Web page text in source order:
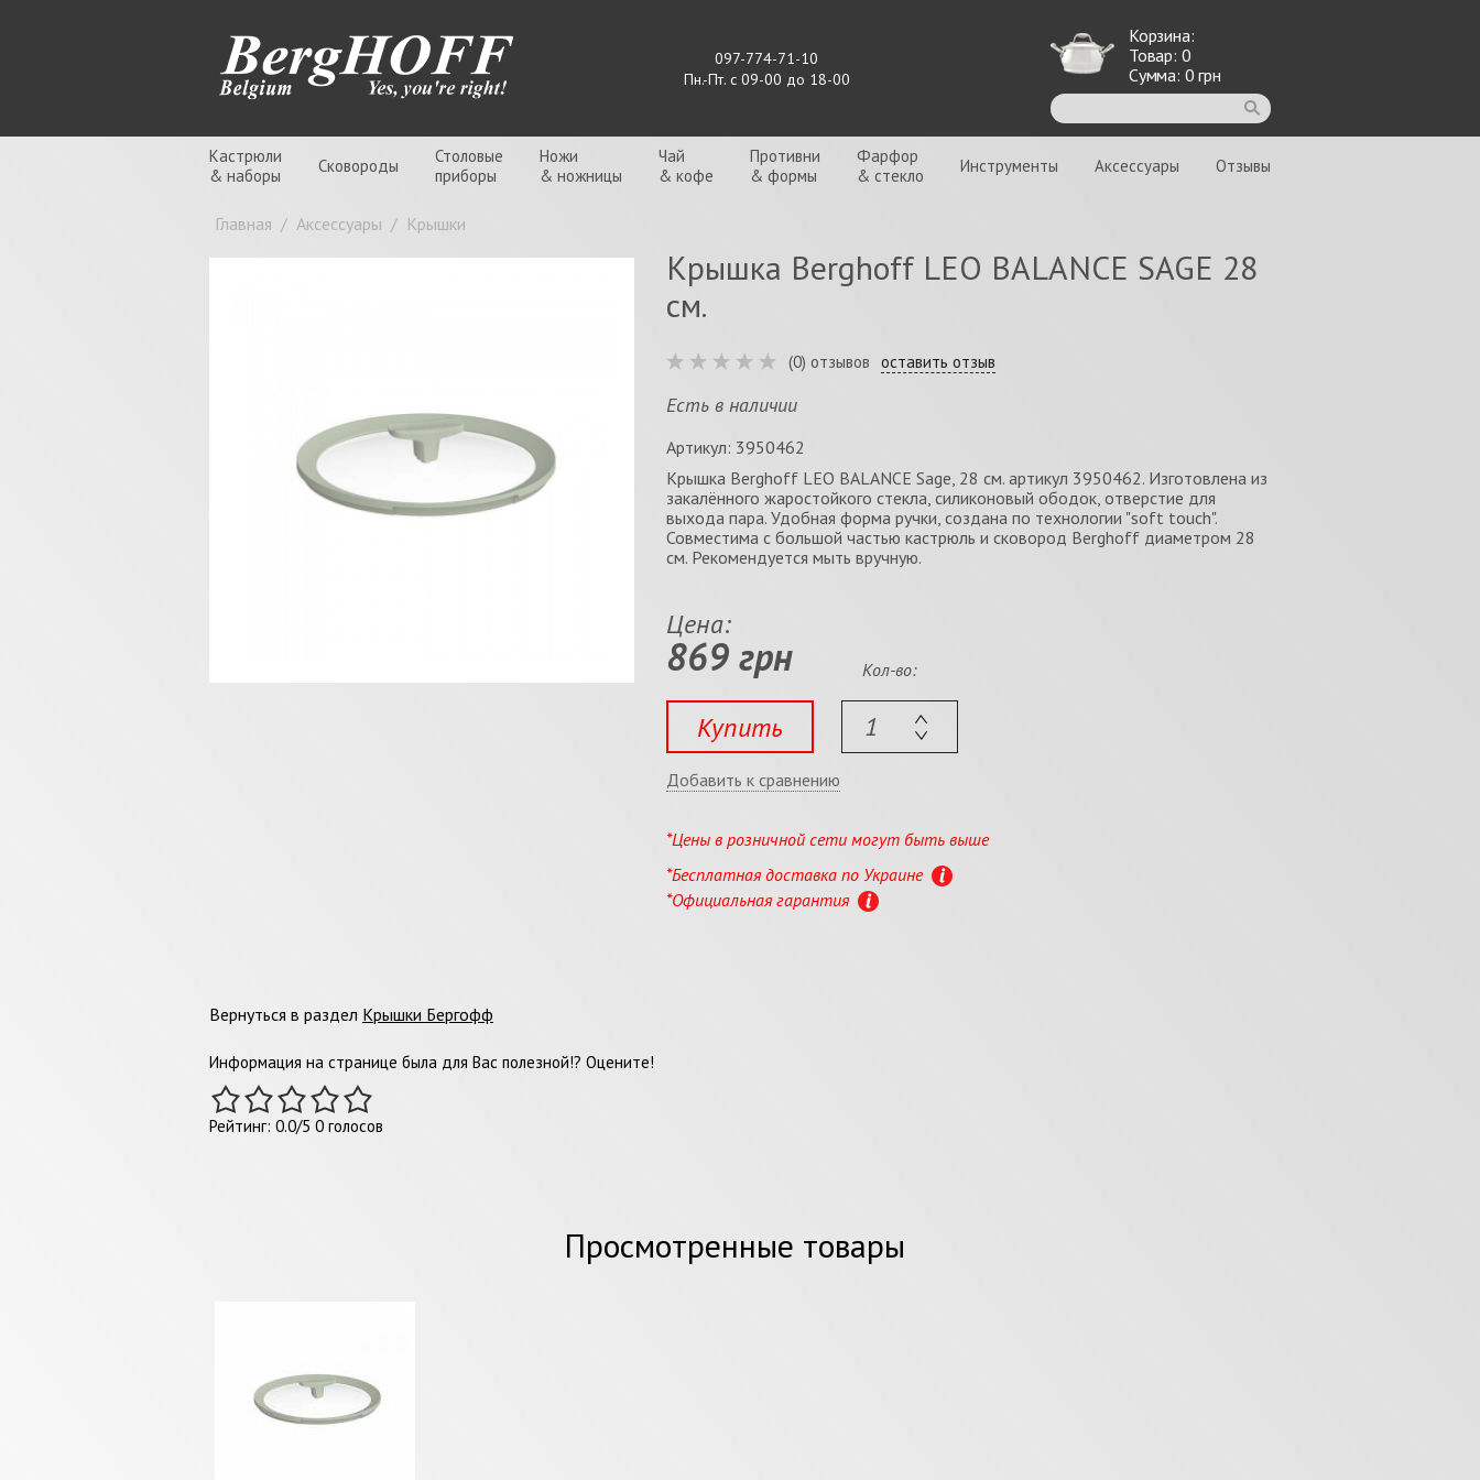
097-774-71-10
Пн.-Пт. с 09-00 до 18-00
Корзина:
Товар: 0
Сумма: 0 грн
Кастрюли
& наборы
Сковороды
Столовые
приборы
Ножи
& ножницы
Чай
& кофе
Противни
& формы
Фарфор
& стекло
Инструменты Аксессуары Отзывы
Главная / Аксессуары / Крышки
Крышка Berghoff LEO BALANCE SAGE 28
см.
(0) отзывов оставить отзыв
Есть в наличии
Артикул: 3950462
Крышка Berghoff LEO BALANCE Sage, 28 см. артикул 3950462. Изготовлена из
закалённого жаростойкого стекла, силиконовый ободок, отверстие для
выхода пара. Удобная форма ручки, создана по технологии "soft touch".
Совместима с большой частью кастрюль и сковород Berghoff диаметром 28
см. Рекомендуется мыть вручную.
Цена:
869 грн
Купить
Кол-во:
Добавить к сравнению
*Цены в розничной сети могут быть выше
*Бесплатная доставка по Украине
*Официальная гарантия
Вернуться в раздел Крышки Бергофф
Информация на странице была для Вас полезной!? Оцените!
Рейтинг: 0.0/5 0 голосов
Просмотренные товары